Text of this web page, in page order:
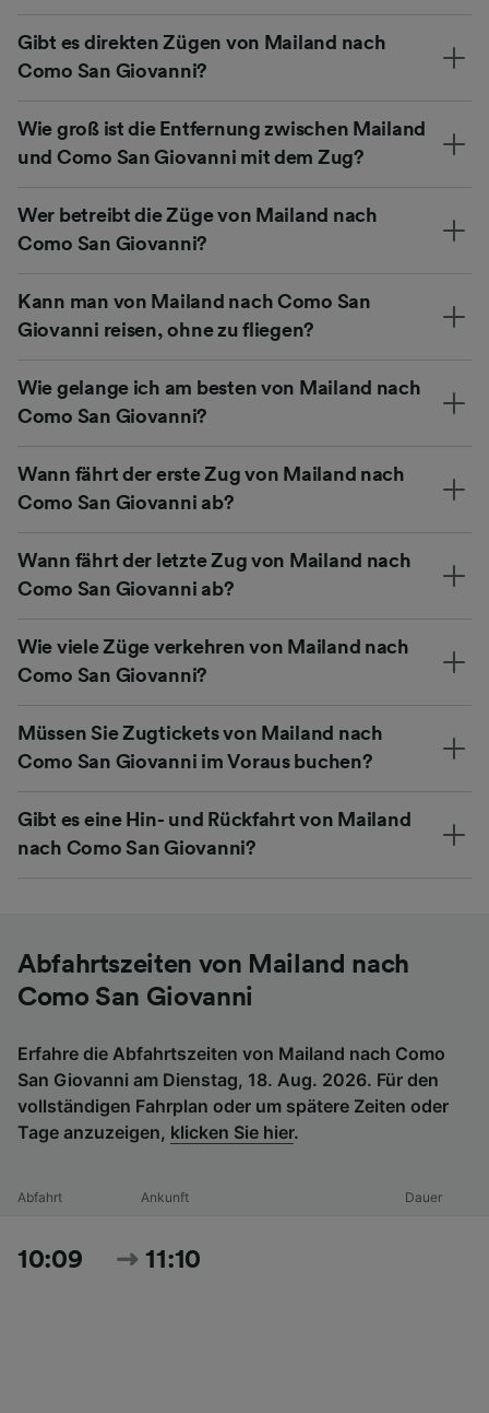
Gibt es direkten Zügen von Mailand nach
Como San Giovanni?
Wie groß ist die Entfernung zwischen Mailand
und Como San Giovanni mit dem Zug?
Wer betreibt die Züge von Mailand nach
Como San Giovanni?
Kann man von Mailand nach Como San
Giovanni reisen, ohne zu fliegen?
Wie gelange ich am besten von Mailand nach
Como San Giovanni?
Wann fährt der erste Zug von Mailand nach
Como San Giovanni ab?
Wann fährt der letzte Zug von Mailand nach
Como San Giovanni ab?
Wie viele Züge verkehren von Mailand nach
Como San Giovanni?
Müssen Sie Zugtickets von Mailand nach
Como San Giovanni im Voraus buchen?
Gibt es eine Hin- und Rückfahrt von Mailand
nach Como San Giovanni?
Abfahrtszeiten von Mailand nach
Como San Giovanni
Erfahre die Abfahrtszeiten von Mailand nach Como
San Giovanni am Dienstag, 18. Aug. 2026. Für den
vollständigen Fahrplan oder um spätere Zeiten oder
Tage anzuzeigen, klicken Sie hier.
Abfahrt Ankunft Dauer
10:09 11:10